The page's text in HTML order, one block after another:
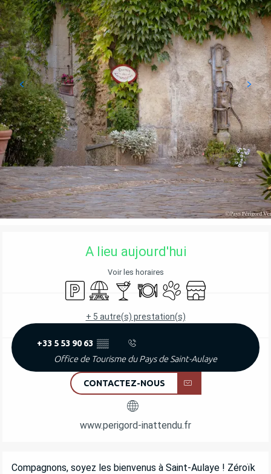
OUVERTURE ET COORDONNÉES
A lieu aujourd'hui
Voir les horaires
ParkingAire de pique nique
Bar / Buvette
RestaurantAnimaux acceptés
Boutique
+ 5 autre(s) prestation(s)
+33 5 53 90 63 ▒▒
Office de Tourisme du Pays de Saint-Aulaye
CONTACTEZ-NOUS
www.perigord-inattendu.fr
DESCRIPTION
Compagnons, soyez les bienvenus à Saint-Aulaye ! Zéroïk